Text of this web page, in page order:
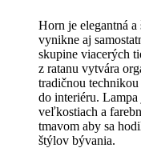
Horn je elegantná a
vynikne aj
skupine viacerých
z ratanu vytvára
tradičnou
do interiéru.
veľkostiach a
tmavom aby sa
štýlov bývania.